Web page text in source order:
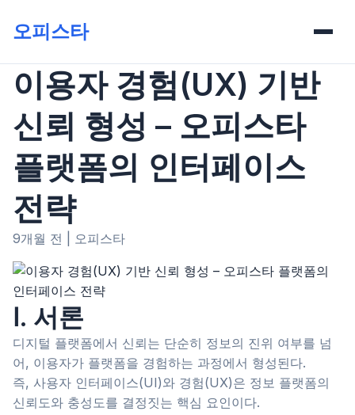
오피스타
이용자 경험(UX) 기반
신뢰 형성 – 오피스타
플랫폼의 인터페이스
전략
9개월 전 오피스타
Ⅰ. 서론
디지털 플랫폼에서 신뢰는 단순히 정보의 진위 여부를 넘
어, 이용자가 플랫폼을 경험하는 과정에서 형성된다.
즉, 사용자 인터페이스(UI)와 경험(UX)은 정보 플랫폼의
신뢰도와 충성도를 결정짓는 핵심 요인이다.